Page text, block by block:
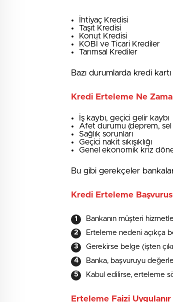
İhtiyaç Kredisi
Taşıt Kredisi
Konut Kredisi
KOBİ ve Ticari Krediler
Tarımsal Krediler
Bazı durumlarda kredi
Kredi Erteleme Ne
İş kaybı, geçici gelir kaybı
Afet durumu (deprem,
Sağlık sorunları
Geçici nakit sıkışıklığı
Genel ekonomik kriz
Bu gibi gerekçeler
Kredi Erteleme
Bankanın müşteri
Erteleme nedeni açıkça
Gerekirse belge (işten
Banka, başvuruyu
Kabul edilirse, erteleme
Erteleme Faizi Uygulanır